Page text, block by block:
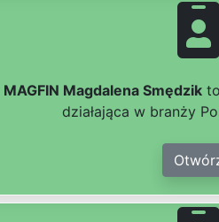
MAGFIN Magdalena Smędzik
działająca w branży